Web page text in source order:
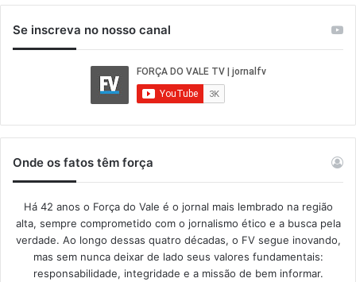
Se inscreva no nosso canal
Onde os fatos têm força
Há 42 anos o Força do Vale é o jornal mais lembrado na região
alta, sempre comprometido com o jornalismo ético e a busca pela
verdade. Ao longo dessas quatro décadas, o FV segue inovando,
mas sem nunca deixar de lado seus valores fundamentais:
responsabilidade, integridade e a missão de bem informar.​